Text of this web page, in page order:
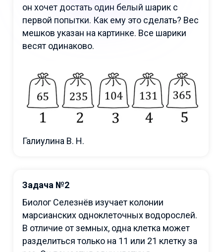
он хочет достать один белый шарик с
первой попытки. Как ему это сделать? Вес
мешков указан на картинке. Все шарики
весят одинаково.
Галиулина В. Н.
Задача №2
Биолог Селезнёв изучает колонии
марсианских одноклеточных водорослей.
В отличие от земных, одна клетка может
разделиться только на 11 или 21 клетку за